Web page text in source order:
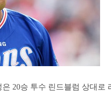
20승 투수 린드블럼 상대로